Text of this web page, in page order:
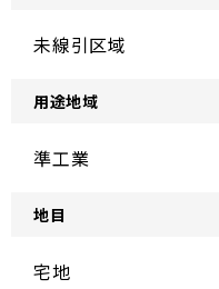
未線引区域
用途地域
準工業
地目
宅地